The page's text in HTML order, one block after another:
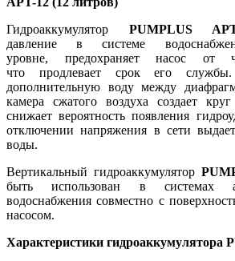
Гидроаккумулятор PUMPLUS
давление в системе
уровне, предохраняет насос от
что продлевает срок его службы.
дополнительную воду между
камера сжатого воздуха создает
снижает вероятность появления
отключении напряжения в сети
воды.
Вертикальный гидроаккумулятор
быть использован в системах
водоснабжения совместно с
насосом.
Характеристики гидроаккумулятора